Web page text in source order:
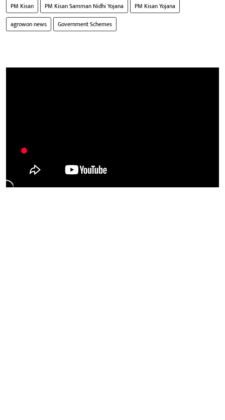
PM Kisan
PM Kisan Samman Nidhi Yojana
PM Kisan Yojana
agrowon news
Government Schemes